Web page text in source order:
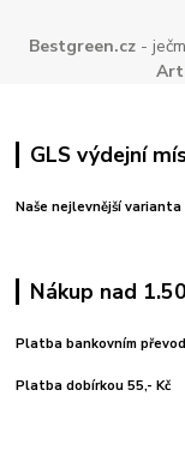
Bestgreen.cz -
GLS výdejní
Naše nejlevnější varianta
Nákup nad
Platba bankovním
Platba dobírkou 55,- Kč